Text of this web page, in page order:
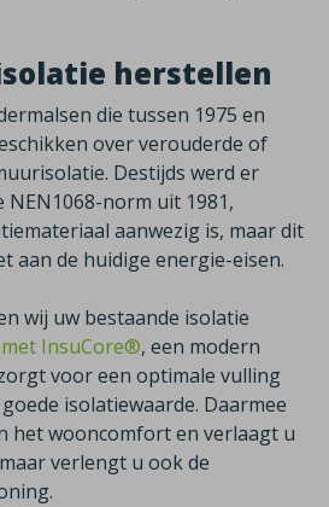
herstellen
die tussen 1975 en
over verouderde of
Destijds werd er
NEN1068-norm uit 1981,
aanwezig is, maar dit
aan de huidige energie-eisen.
wij uw bestaande isolatie
InsuCore®, een modern
voor een optimale vulling
isolatiewaarde. Daarmee
het wooncomfort en verlaagt u
verlengt u ook de